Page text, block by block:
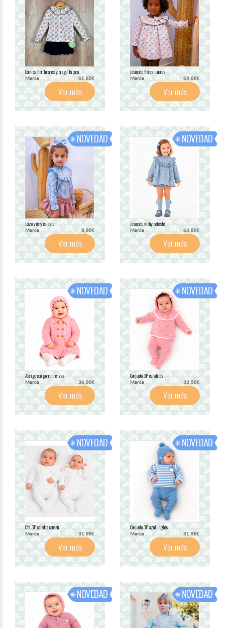
Camisa flor lunares y braguita pana
Marca 61,65€
Ver más
Jesusito flores lunares
Marca 69,00€
Ver más
Lazo vichy celeste
Marca 8,80€
Ver más
Jesusito vichy celeste
Marca 64,80€
Ver más
Abrigo con gorro trenzas
Marca 36,90€
Ver más
Conjunto 3P caladitos
Marca 33,50€
Ver más
Cto. 3P calados canesú
Marca 31.99€
Ver más
Conjunto 3P azul inglés
Marca 31.99€
Ver más